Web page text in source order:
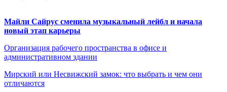
Майли Сайрус сменила музыкальный лейбл и начала
новый этап карьеры
Организация рабочего пространства в офисе и
административном здании
Мирский или Несвижский замок: что выбрать и чем они
отличаются